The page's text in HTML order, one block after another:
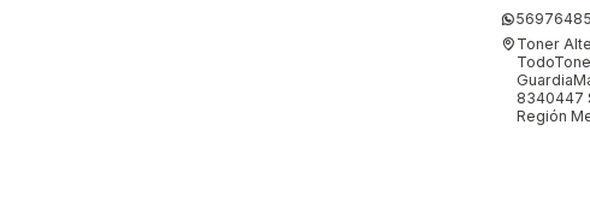
Toner
8340447
Región